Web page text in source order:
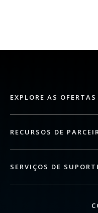
EXPLORE AS OFERTAS
RECURSOS DE
SERVIÇOS DE